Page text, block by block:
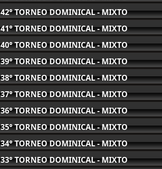
42° TORNEO DOMINICAL - MIXTO
41° TORNEO DOMINICAL - MIXTO
40° TORNEO DOMINICAL - MIXTO
39° TORNEO DOMINICAL - MIXTO
38° TORNEO DOMINICAL - MIXTO
37° TORNEO DOMINICAL - MIXTO
36° TORNEO DOMINICAL - MIXTO
35° TORNEO DOMINICAL - MIXTO
34° TORNEO DOMINICAL - MIXTO
33° TORNEO DOMINICAL - MIXTO